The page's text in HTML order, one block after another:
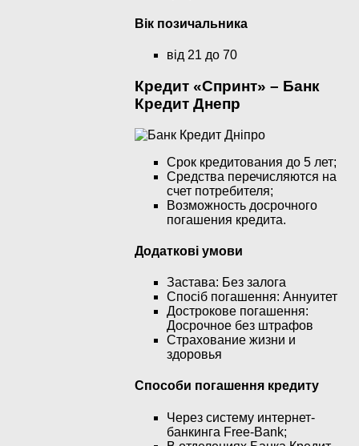
Вік позичальника
від 21 до 70
Кредит «Спринт» – Банк
Кредит Днепр
Срок кредитования до 5 лет;
Средства перечисляются на
счет потребителя;
Возможность досрочного
погашения кредита.
Додаткові умови
Застава: Без залога
Спосіб погашення: Aннуитет
Дострокове погашення:
Досрочное без штрафов
Страхование жизни и
здоровья
Способи погашення кредиту
Через систему интернет-
банкинга Free-Bank;